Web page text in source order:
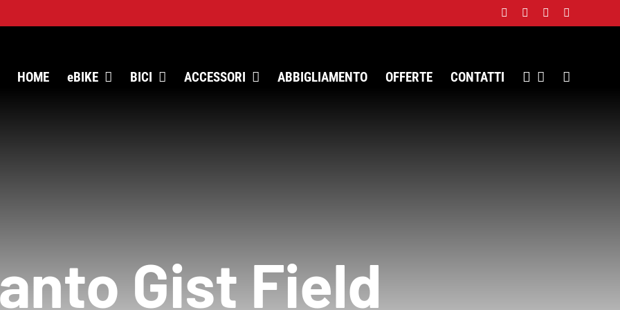
Facebook
TwitterInstagram
HOME eBIKE BICI ACCESSORI ABBIGLIAMENTO OFFERTE CONTATTI
Gist Field